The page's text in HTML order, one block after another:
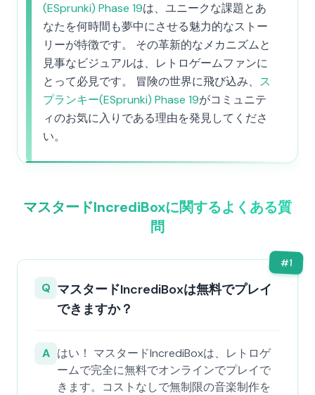
(ESprunki) Phase 19は、ユニークな課題とあ
なたを何時間も夢中にさせる魅力的なストー
リーが特徴です。 その革新的なメカニズムと
見事なビジュアルは、レトロゲームファンに
とって必見です。 冒険の世界に飛び込み、 ス
プランキー(ESprunki) Phase 19がコミュニテ
ィのお気に入りである理由を発見してくださ
い。
マスタードIncrediBoxに関するよくある質
問
#1
Q マスタードIncrediBoxは無料でプレイ
できますか？
A はい！ マスタードIncrediBoxは、レトロゲ
ームで完全に無料でオンラインでプレイで
きます。コストなしで無制限の音楽制作を